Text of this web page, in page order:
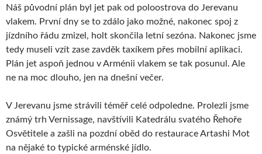
Náš původní plán byl jet pak od poloostrova do Jerevanu
vlakem. První dny se to zdálo jako možné, nakonec spoj z
jízdního řádu zmizel, holt skončila letní sezóna. Nakonec jsme
tedy museli vzít zase zavděk taxíkem přes mobilní aplikaci.
Plán jet aspoň jednou v Arménii vlakem se tak posunul. Ale
ne na moc dlouho, jen na dnešní večer.
V Jerevanu jsme strávili téměř celé odpoledne. Prolezli jsme
známý trh Vernissage, navštívili Katedrálu svatého Řehoře
Osvětitele a zašli na pozdní oběd do restaurace Artashi Mot
na nějaké to typické arménské jídlo.